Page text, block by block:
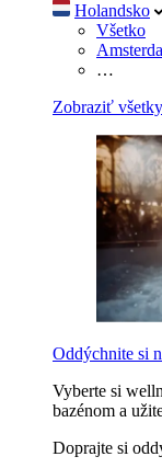
Holandsko
Všetko
…
Zobraziť
Oddýchnite si
Vyberte si
bazénom a
Doprajte si